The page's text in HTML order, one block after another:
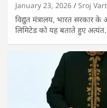
January 23, 2026 Sroj
विद्युत मंत्रालय, भारत सरकार के
लिमिटेड को यह बताते हुए